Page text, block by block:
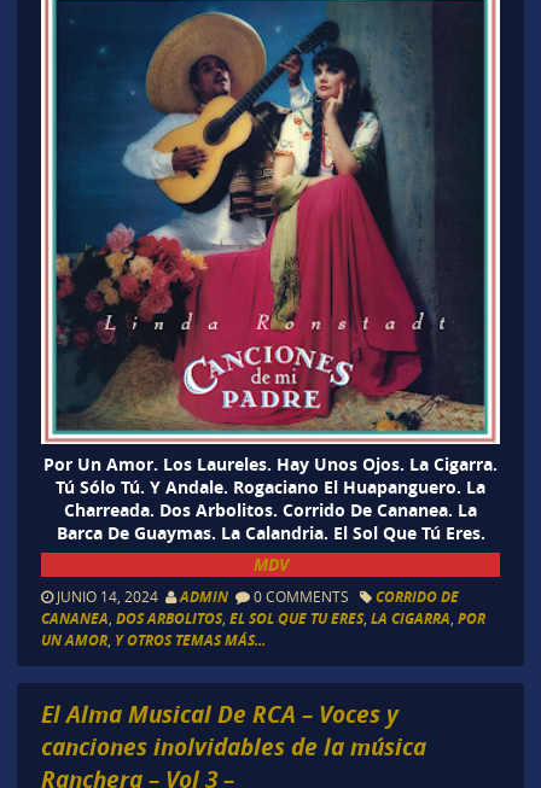
Por Un Amor. Los Laureles. Hay Unos Ojos. La Cigarra.
Tú Sólo Tú. Y Andale. Rogaciano El Huapanguero. La
Charreada. Dos Arbolitos. Corrido De Cananea. La
Barca De Guaymas. La Calandria. El Sol Que Tú Eres.
MDV
JUNIO 14, 2024 ADMIN 0 COMMENTS
CORRIDO DE
CANANEA DOS ARBOLITOS, EL SOL QUE TU ERES, LA CIGARRA POR
UN AMOR, Y OTROS TEMAS MÁS...
El Alma Musical De RCA – Voces y
canciones inolvidables de la música
Ranchera – Vol 3 –